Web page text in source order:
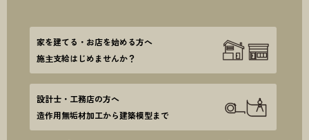
家を建てる・お店を始める方へ
施主支給はじめませんか？
設計士・工務店の方へ
造作用無垢材加工から建築模型まで